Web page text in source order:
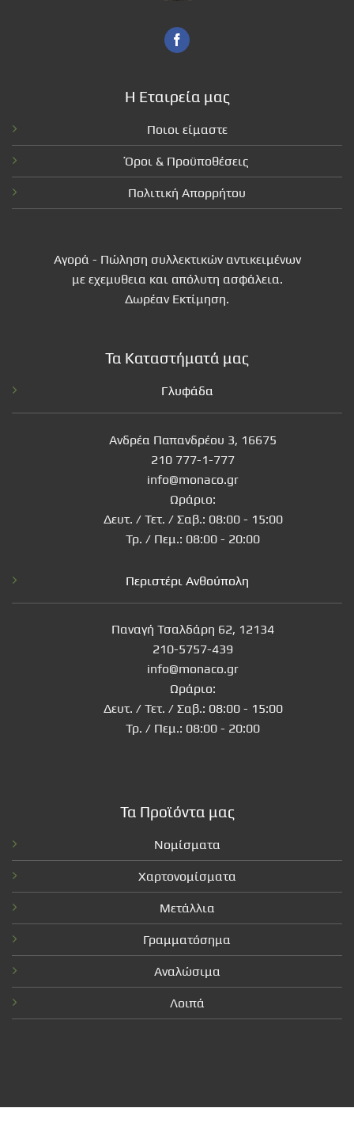
Η Εταιρεία μας
Ποιοι είμαστε
Όροι & Προϋποθέσεις
Πολιτική Απορρήτου
Αγορά - Πώληση συλλεκτικών αντικειμένων
με εχεμυθεια και απόλυτη ασφάλεια.
Δωρέαν Εκτίμηση.
Τα Καταστήματά μας
Γλυφάδα
Ανδρέα Παπανδρέου 3, 16675
210 777-1-777
info@monaco.gr
Ωράριο:
Δευτ. / Τετ. / Σαβ.: 08:00 - 15:00
Τρ. / Πεμ.: 08:00 - 20:00
Περιστέρι Ανθούπολη
Παναγή Τσαλδάρη 62, 12134
210-5757-439
info@monaco.gr
Ωράριο:
Δευτ. / Τετ. / Σαβ.: 08:00 - 15:00
Τρ. / Πεμ.: 08:00 - 20:00
Τα Προϊόντα μας
Νομίσματα
Χαρτονομίσματα
Μετάλλια
Γραμματόσημα
Αναλώσιμα
Λοιπά